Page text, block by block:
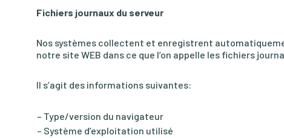
Fichiers journaux du serveur
Nos systèmes collectent et enregistrent
notre site WEB dans ce que l’on appelle les fichiers
Il s’agit des informations suivantes:
Type/version du navigateur
Système d’exploitation utilisé